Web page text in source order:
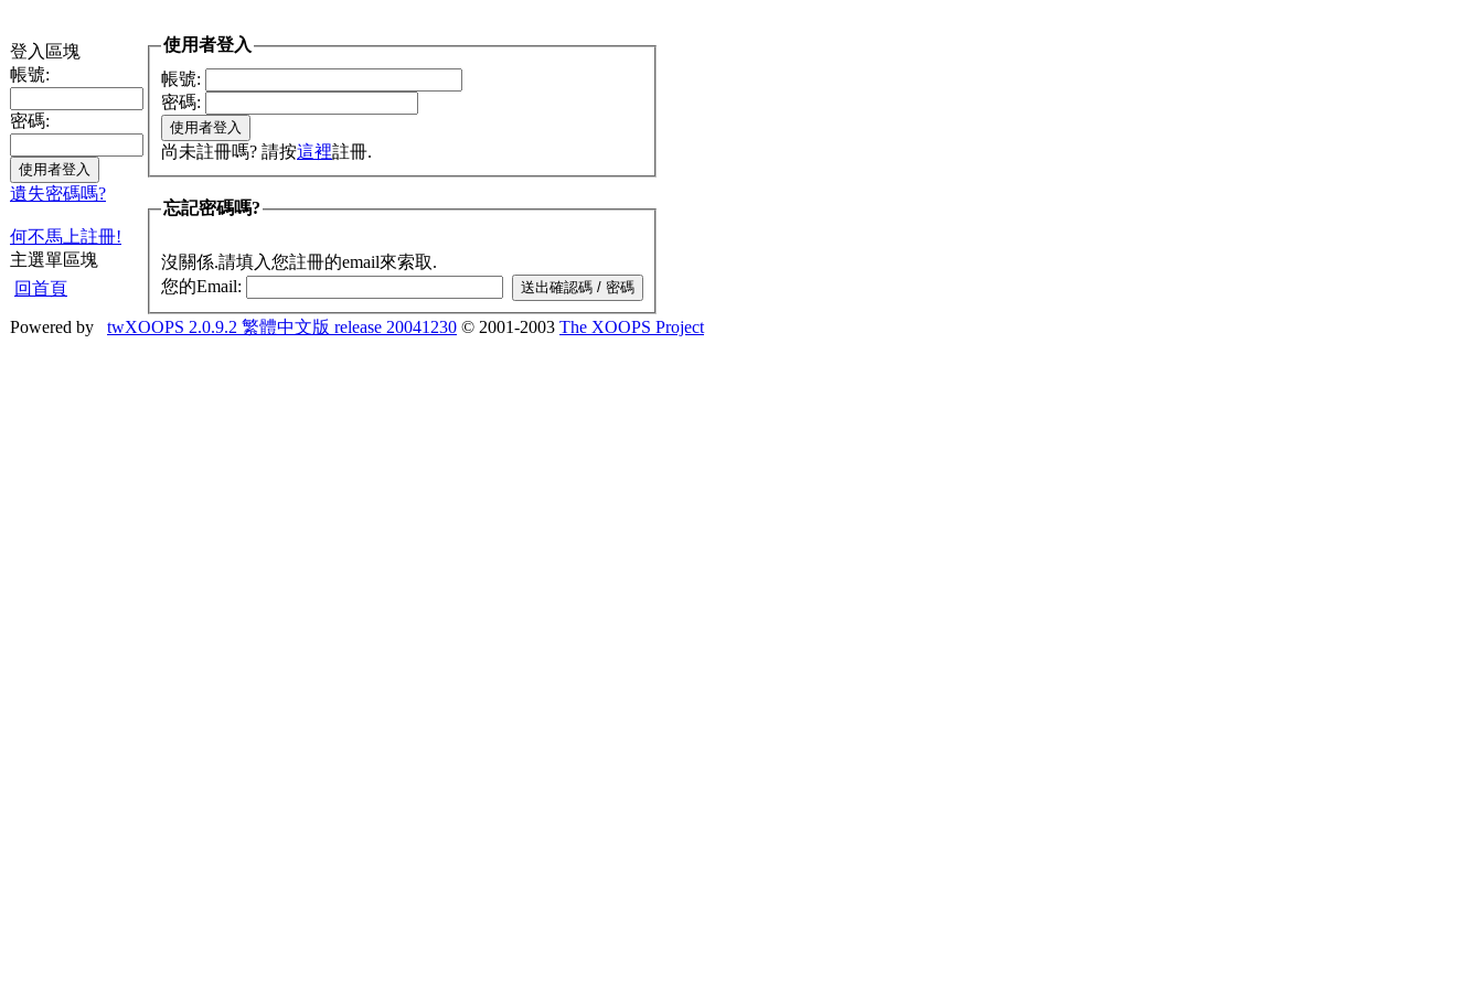
登入區塊
帳號:
密碼:
遺失密碼嗎?
何不馬上註冊!
主選單區塊
回首頁
使用者登入
帳號:
密碼:
尚未註冊嗎? 請按這裡註冊.
忘記密碼嗎?
沒關係.請填入您註冊的email來索取.
您的Email:
Powered by twXOOPS 2.0.9.2 繁體中文版 release 20041230 © 2001-2003 The XOOPS Project